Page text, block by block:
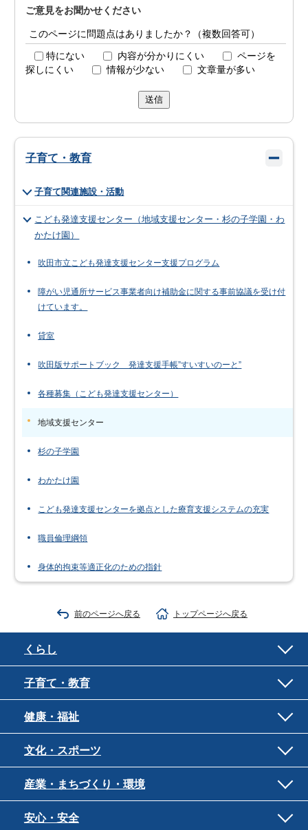
ご意見をお聞かせください
このページに問題点はありましたか？（複数回答可）
特にない 内容が分かりにくい
ページを
探しにくい
情報が少ない 文章量が多い
送信
子育て・教育
子育て関連施設・活動
こども発達支援センター（地域支援センター・杉の子学園・わ
かたけ園）
吹田市立こども発達支援センター支援プログラム
障がい児通所サービス事業者向け補助金に関する事前協議を受け付
けています。
貸室
吹田版サポートブック 発達支援手帳”すいすいのーと”
各種募集（こども発達支援センター）
地域支援センター
杉の子学園
わかたけ園
こども発達支援センターを拠点とした療育支援システムの充実
職員倫理綱領
身体的拘束等適正化のための指針
前のページへ戻る トップページへ戻る
くらし
子育て・教育
健康・福祉
文化・スポーツ
産業・まちづくり・環境
安心・安全